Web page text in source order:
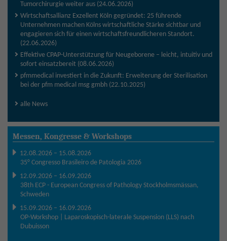
Tumorchirurgie weiter aus (24.06.2026)
Wirtschaftsallianz Exzellent Köln gegründet: 25 führende
Unternehmen machen Kölns wirtschaftliche Stärke sichtbar und
engagieren sich für einen wirtschaftsfreundlicheren Standort.
(22.06.2026)
Effektive CPAP-Unterstützung für Neugeborene – leicht, intuitiv und
sofort einsatzbereit (08.06.2026)
pfmmedical investiert in die Zukunft: Erweiterung der Sterilisation
bei der pfm medical msg gmbh (22.10.2025)
alle News
Messen, Kongresse & Workshops
12.08.2026 – 15.08.2026
35° Congresso Brasileiro de Patologia 2026
12.09.2026 – 16.09.2026
38th ECP - European Congress of Pathology Stockholmsmässan,
Schweden
15.09.2026 – 16.09.2026
OP-Workshop | Laparoskopisch-laterale Suspension (LLS) nach
Dubuisson